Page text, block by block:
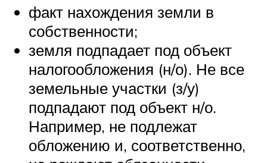
факт нахождения земли в
собственности;
земля подпадает под объект
налогообложения (н/о). Не все
земельные участки (з/у)
подпадают под объект н/о.
Например, не подлежат
обложению и, соответственно,